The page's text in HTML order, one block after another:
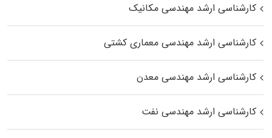
کارشناسی ارشد مهندسی مکانیک
کارشناسی ارشد مهندسی معماری کشتی
کارشناسی ارشد مهندسی معدن
کارشناسی ارشد مهندسی نفت